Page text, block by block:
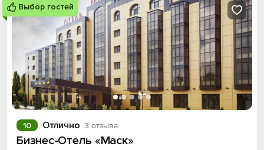
Выбор гостей
Отлично 3 отзыва
10
Бизнес-Отель «Маск»